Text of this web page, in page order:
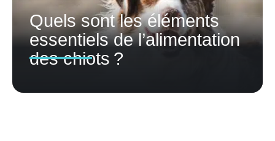
Quels sont les éléments
essentiels de l’alimentation
des chiots ?